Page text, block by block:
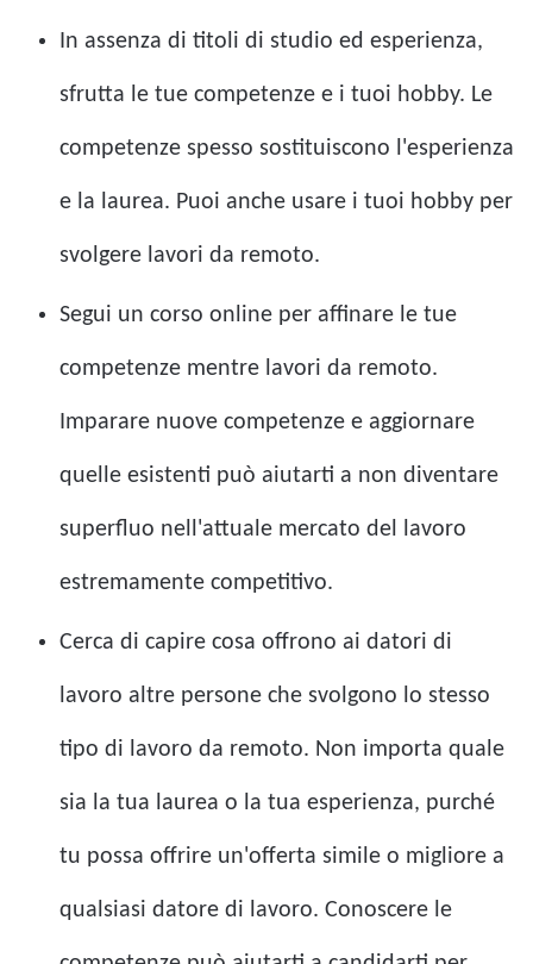
In assenza di titoli di studio ed esperienza,
sfrutta le tue competenze e i tuoi hobby. Le
competenze spesso sostituiscono l'esperienza
e la laurea. Puoi anche usare i tuoi hobby per
svolgere lavori da remoto.
Segui un corso online per affinare le tue
competenze mentre lavori da remoto.
Imparare nuove competenze e aggiornare
quelle esistenti può aiutarti a non diventare
superfluo nell'attuale mercato del lavoro
estremamente competitivo.
Cerca di capire cosa offrono ai datori di
lavoro altre persone che svolgono lo stesso
tipo di lavoro da remoto. Non importa quale
sia la tua laurea o la tua esperienza, purché
tu possa offrire un'offerta simile o migliore a
qualsiasi datore di lavoro. Conoscere le